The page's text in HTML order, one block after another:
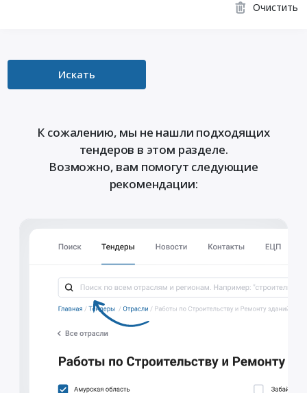
Очистить
Искать
К сожалению, мы не нашли подходящих
тендеров в этом разделе.
Возможно, вам помогут следующие
рекомендации: